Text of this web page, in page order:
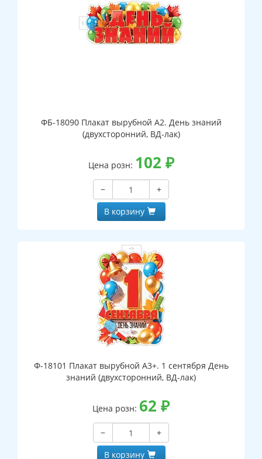
ФБ-18090 Плакат вырубной А2. День знаний
(двухсторонний, ВД-лак)
Цена розн: 102 ₽
−
+
В корзину
Ф-18101 Плакат вырубной А3+. 1 сентября День
знаний (двухсторонний, ВД-лак)
Цена розн: 62 ₽
−
+
В корзину